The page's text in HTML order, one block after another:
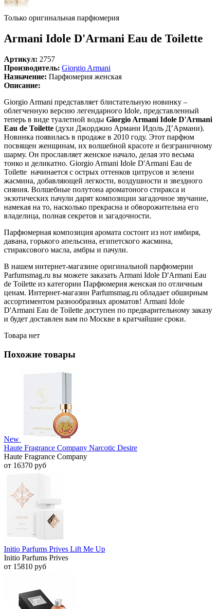
Только оригинальная парфюмерия
Armani Idole D'Armani Eau de Toilette
Артикул: 2757
Производитель: Giorgio Armani
Назначение: Парфюмерия женская
Описание:
Giorgio Armani представляет блистательную новинку –
облегченную версию легендарного Idole, представленный
теперь в виде туалетной воды Giorgio Armani Idole D'Armani
Eau de Toilette (духи Джорджио Армани Идоль Д’Армани).
Новинка появилась в продаже в 2010 году. Этот парфюм
посвящен женщинам, их волшебной красоте и безграничному
шарму. Он прославляет женское начало, делая это весьма
тонко и деликатно. Giorgio Armani Idole D'Armani Eau de
Toilette начинается с острых оттенков цитрусов и зелени
жасмина, добавляющей легкости, воздушности и звездного
сияния. Волшебные полутона ароматоного стиракса и
экзотических пачули дарят композиции загадочное звучание,
намекая на то, насколько прекрасна и обворожительна его
владелица, полная секретов и загадочности.
Парфюмерная композиция аромата состоит из нот имбиря,
давана, горького апельсина, египетского жасмина,
стираксового масла, амбры и пачули.
В нашем интернет-магазине оригинальной парфюмерии
Parfumsmag.ru вы можете заказать Armani Idole D'Armani Eau
de Toilette из категории Парфюмерия женская по отличным
ценам. Интернет-магазин Parfumsmag.ru обладает обширным
ассортиментом разнообразных ароматов! Armani Idole
D'Armani Eau de Toilette доступен по предварительному заказу
и будет доставлен вам по Москве в кратчайшие сроки.
Товара нет
Похожие товары
New
Haute Fragrance Company Narcotic Desire
Haute Fragrance Company
от 16370 руб
Initio Parfums Prives Lift Me Up
Initio Parfums Prives
от 15810 руб